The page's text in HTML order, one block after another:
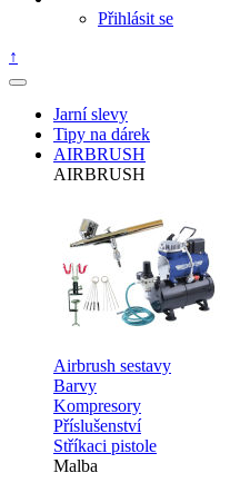
Přihlásit se
↑
Jarní slevy
Tipy na dárek
AIRBRUSH
AIRBRUSH
Airbrush sestavy
Barvy
Kompresory
Příslušenství
Stříkaci pistole
Malba